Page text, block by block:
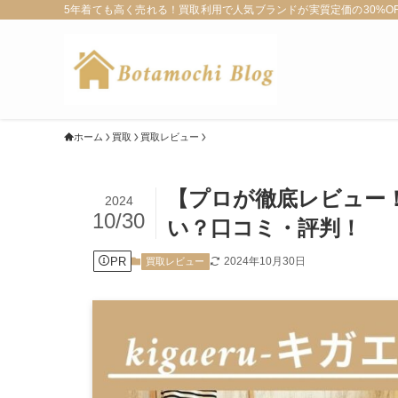
5年着ても高く売れる！買取利用で人気ブランドが実質定価の
ホーム 買取 買取レビュー
【プロが徹底レビュ
い？口コミ・評判！
2024
10/30
PR 買取レビュー 2024年10月30日